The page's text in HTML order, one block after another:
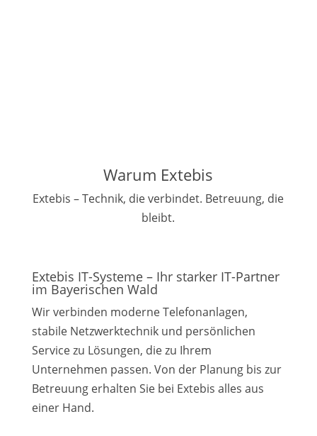
Warum Extebis
Extebis – Technik, die verbindet. Betreuung, die
bleibt.
Extebis IT-Systeme – Ihr starker IT-Partner
im Bayerischen Wald
Wir verbinden moderne Telefonanlagen,
stabile Netzwerktechnik und persönlichen
Service zu Lösungen, die zu Ihrem
Unternehmen passen. Von der Planung bis zur
Betreuung erhalten Sie bei Extebis alles aus
einer Hand.